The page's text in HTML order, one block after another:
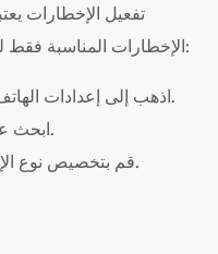
تفعيل الإخطارات
الإخطارات المناسبة فقط لتجنب الفوضى. إليك كيفية فعل ذلك:
اذهب إلى إعدادات الهاتف، ثم اختر إعدادات الإشعارات.
ابحث عن وان اكس بت واضغط عليه.
قم بتخصيص نوع الإشعارات التي ترغب في تلقيها.